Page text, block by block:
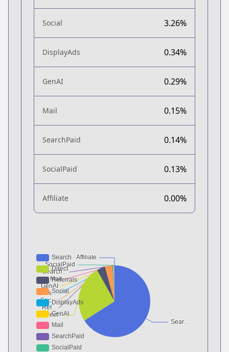
Social 3.26%
DisplayAds 0.34%
GenAI 0.29%
Mail 0.15%
SearchPaid 0.14%
SocialPaid 0.13%
Affiliate 0.00%